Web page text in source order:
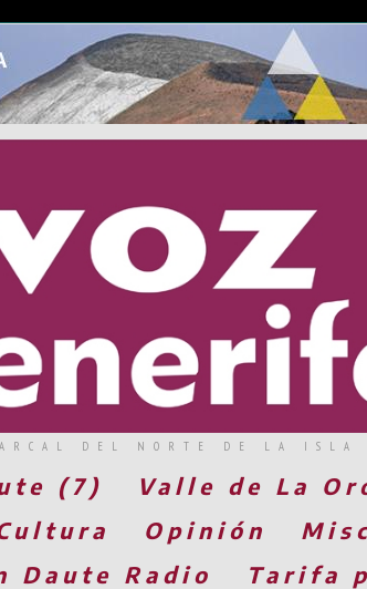
DEL NORTE DE LA
(7) Valle de La
Opinión
Daute Radio
Tarifa